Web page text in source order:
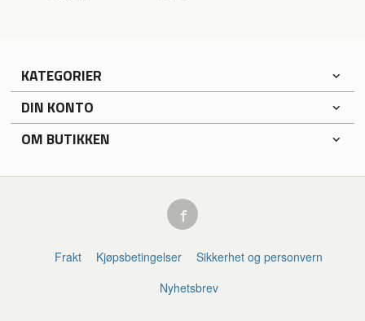
KATEGORIER
DIN KONTO
OM BUTIKKEN
Frakt Kjøpsbetingelser
Sikkerhet og personvern
Nyhetsbrev